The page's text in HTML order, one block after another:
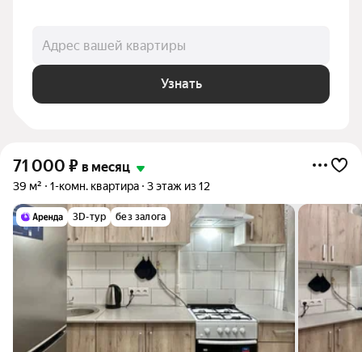
Адрес вашей квартиры
Узнать
71 000 ₽ в месяц
39 м² 1-комн. квартира 3 этаж из 12
3D-тур без залога